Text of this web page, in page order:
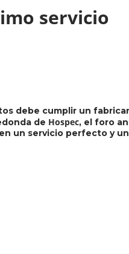
servicio
debe cumplir un
de Hospec, el foro
un servicio perfecto y